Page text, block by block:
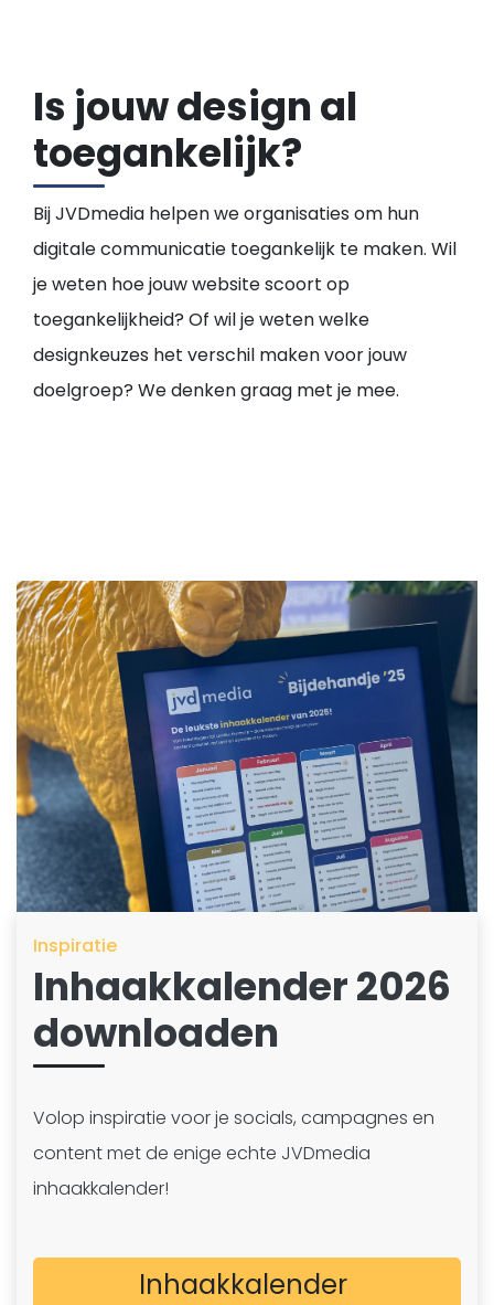
Is jouw design al
toegankelijk?
Bij JVDmedia helpen we organisaties om hun
digitale communicatie toegankelijk te maken. Wil
je weten hoe jouw website scoort op
toegankelijkheid? Of wil je weten welke
designkeuzes het verschil maken voor jouw
doelgroep? We denken graag met je mee.
Inspiratie
Inhaakkalender 2026
downloaden
Volop inspiratie voor je socials, campagnes en
content met de enige echte JVDmedia
inhaakkalender!
Inhaakkalender